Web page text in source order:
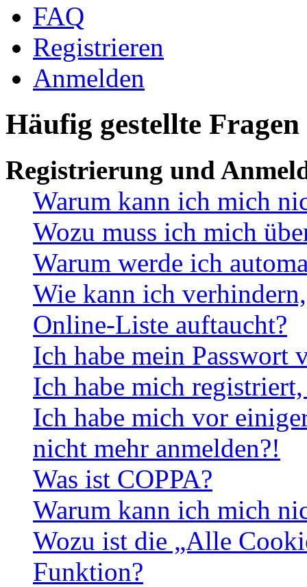
FAQ
Registrieren
Anmelden
Häufig gestellte Fragen
Registrierung und
Warum kann ich mich
Wozu muss ich mich
Warum werde ich
Wie kann ich
Online-Liste auftaucht?
Ich habe mein Passwort
Ich habe mich
Ich habe mich vor
nicht mehr anmelden?!
Was ist COPPA?
Warum kann ich mich
Wozu ist die „Alle
Funktion?